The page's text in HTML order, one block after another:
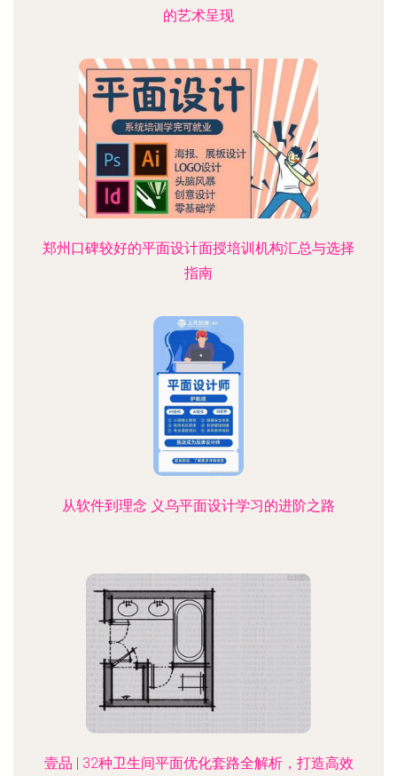
的艺术呈现
郑州口碑较好的平面设计面授培训机构汇总与选择
指南
从软件到理念 义乌平面设计学习的进阶之路
壹品 | 32种卫生间平面优化套路全解析，打造高效